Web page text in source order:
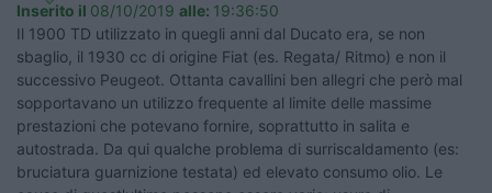
Inserito il 08/10/2019 alle: 19:36:50
Il 1900 TD utilizzato in quegli anni dal Ducato era, se non
sbaglio, il 1930 cc di origine Fiat (es. Regata/ Ritmo) e non il
successivo Peugeot. Ottanta cavallini ben allegri che però mal
sopportavano un utilizzo frequente al limite delle massime
prestazioni che potevano fornire, soprattutto in salita e
autostrada. Da qui qualche problema di surriscaldamento (es:
bruciatura guarnizione testata) ed elevato consumo olio. Le